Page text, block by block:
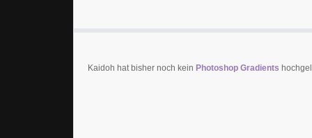
Kaidoh hat bisher noch kein Photoshop Gradients